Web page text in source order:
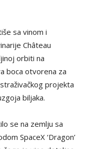
sa vinom i
Château
orbiti na
boca otvorena za
projekta
biljaka.
se na zemlju sa
SpaceX ‘Dragon’